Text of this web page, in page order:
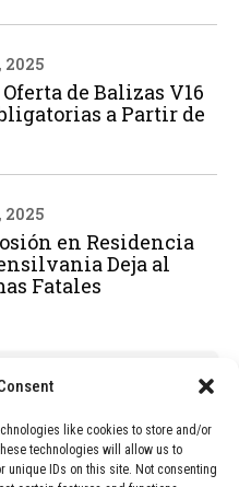
like cookies to store and/or
technologies will allow us to
unique IDs on this site. Not consenting
2025
de Balizas V16
a Partir de
2025
en Residencia
Deja al
Fatales